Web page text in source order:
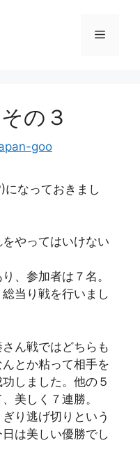
メ
の３
goo
になっておきまし
やってはいけない
、参加者は７名。
当り戦を行いまし
ん戦ではどちらも
とか粘って相手を
しました。他の５
美しく７連勝。
り逃げ切りという
は美しい優勝でし